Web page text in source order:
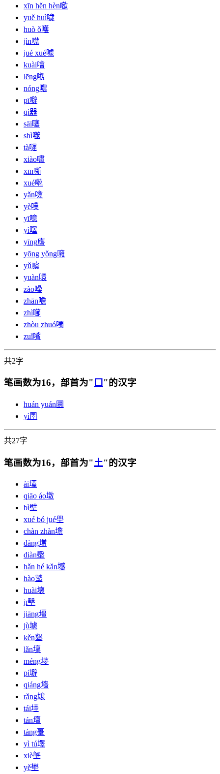
xīn hěn hèn噷
yuě huì噦
huò ǒ嚄
jìn噤
jué xué噱
kuài噲
lēng㘄
nóng噥
pī噼
qì器
sāi噻
shì噬
tà嚃
xiào嘯
xīn噺
xué㗾
yǎn噞
yè㗼
yī噫
yì㘁
yīng噟
yōng yǒng噰
yǔ噳
yuàn噮
zào噪
zhān噡
zhì㘉
zhòu zhuó噣
zuǐ嘴
共2字
笔画数为16，部首为" 囗 "的汉字
huán yuán 圜
yì圛
共27字
笔画数为16，部首为"土"的汉字
ài壒
qiāo áo墽
bì壁
xué bó jué壆
chàn zhàn㙴
dàng壋
diàn壂
hǎn hé kǎn㙳
hào㙱
huài壊
jī墼
jiāng壃
jù壉
kěn墾
lǎn壈
méng㙹
pí壀
qiáng墻
rǎng壌
tái㙵
tán壇
táng㙶
yì tú墿
xiè㙰
yě壄